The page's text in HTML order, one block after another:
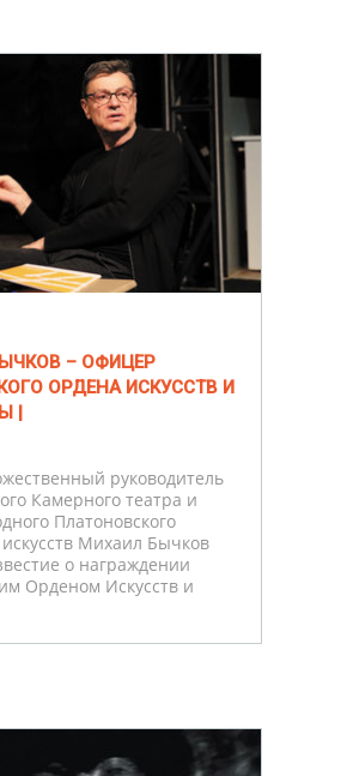
– ОФИЦЕР
ОРДЕНА ИСКУССТВ И
|
руководитель
Камерного театра и
Платоновского
Михаил Бычков
о награждении
Орденом Искусств и